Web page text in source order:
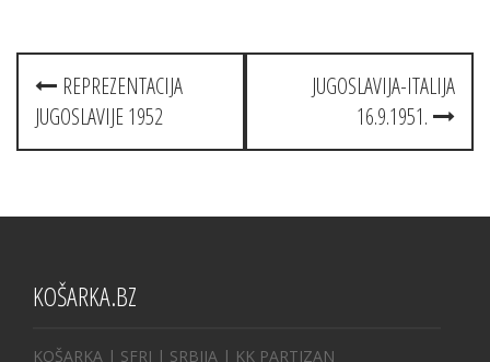
Post
navigation
REPREZENTACIJA
JUGOSLAVIJE 1952
JUGOSLAVIJA-ITALIJA
16.9.1951.
KOŠARKA.BZ
KOŠARKA | SFRJ | SRBIJA | KK PARTIZAN